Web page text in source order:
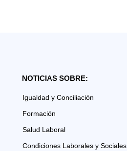
NOTICIAS SOBRE:
Igualdad y Conciliación
Formación
Salud Laboral
Condiciones Laborales y Sociales